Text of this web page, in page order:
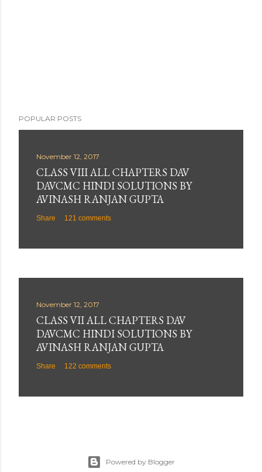
POPULAR POSTS
November 12, 2017
CLASS VIII ALL CHAPTERS DAV
DAVCMC HINDI SOLUTIONS BY
AVINASH RANJAN GUPTA
Share 121 comments
November 12, 2017
CLASS VII ALL CHAPTERS DAV
DAVCMC HINDI SOLUTIONS BY
AVINASH RANJAN GUPTA
Share 122 comments
Powered by Blogger